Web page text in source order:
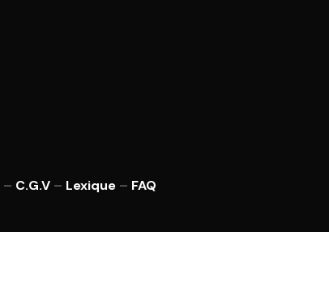
– C.G.V– Lexique– FAQ